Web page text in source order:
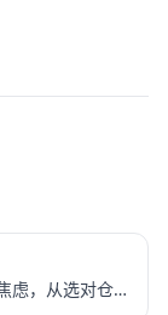
虑，从选对仓